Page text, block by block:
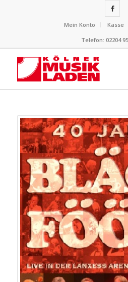
Mein Konto Kasse
Telefon: 02204